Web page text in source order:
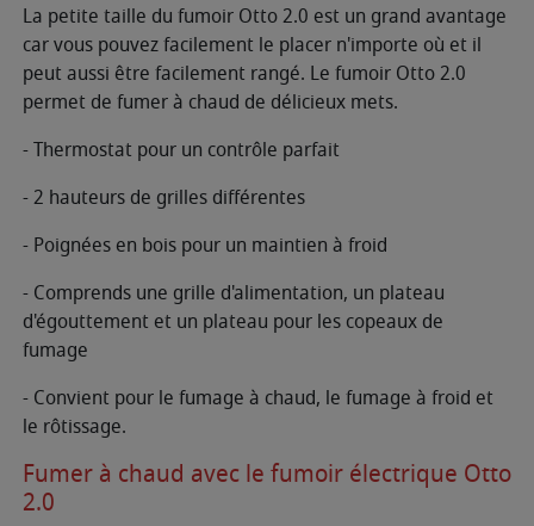
La petite taille du fumoir Otto 2.0 est un grand avantage
car vous pouvez facilement le placer n'importe où et il
peut aussi être facilement rangé. Le fumoir Otto 2.0
permet de fumer à chaud de délicieux mets.
- Thermostat pour un contrôle parfait
- 2 hauteurs de grilles différentes
- Poignées en bois pour un maintien à froid
- Comprends une grille d'alimentation, un plateau
d'égouttement et un plateau pour les copeaux de
fumage
- Convient pour le fumage à chaud, le fumage à froid et
le rôtissage.
Fumer à chaud avec le fumoir électrique Otto
2.0